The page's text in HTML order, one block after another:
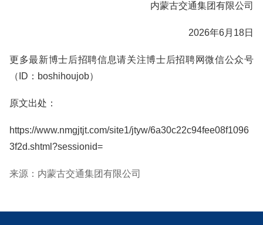
内蒙古交通集团有限公司
2026年6月18日
更多最新博士后招聘信息请关注博士后招聘网微信公众号
（ID：boshihoujob）
原文出处：
https://www.nmgjtjt.com/site1/jtyw/6a30c22c94fee08f1096
3f2d.shtml?sessionid=
来源：内蒙古交通集团有限公司